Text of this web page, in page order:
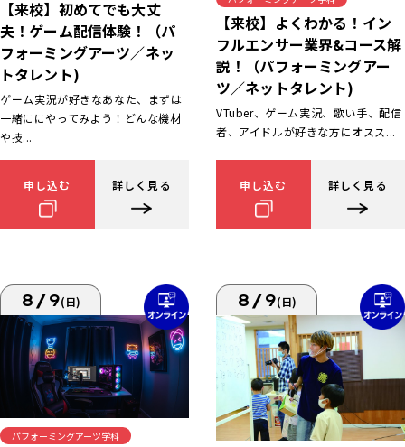
【来校】初めてでも大丈
夫！ゲーム配信体験！（パ
フォーミングアーツ／ネッ
トタレント)
ゲーム実況が好きなあなた、まずは
一緒ににやってみよう！どんな機材
や技...
申し込む 詳しく見る
【来校】よくわかる！イン
フルエンサー業界&コース解
説！（パフォーミングアー
ツ／ネットタレント)
VTuber、ゲーム実況、歌い手、配信
者、アイドルが好きな方にオスス...
申し込む 詳しく見る
8/9(日)
パフォーミングアーツ学科
8/9(日)